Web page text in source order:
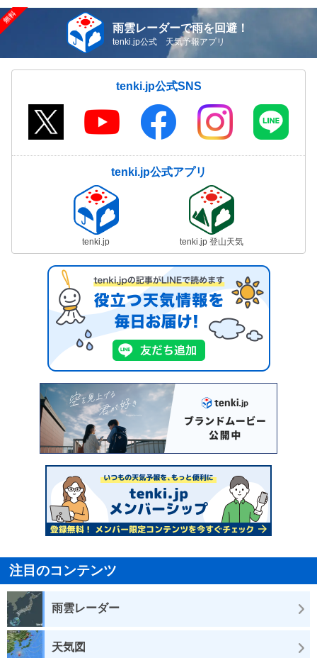
雨雲レーダーで雨を回避！
tenki.jp公式 天気予報アプリ
tenki.jp公式SNS
tenki.jp公式アプリ
tenki.jp tenki.jp 登山天気
注目のコンテンツ
雨雲レーダー
天気図